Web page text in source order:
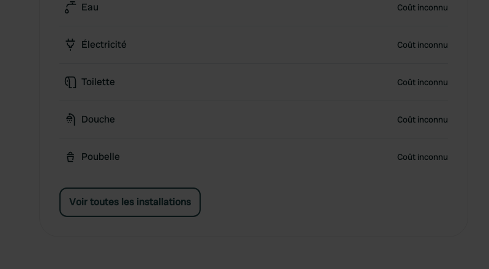
Eau Coût inconnu
Électricité Coût inconnu
Toilette Coût inconnu
Douche Coût inconnu
Poubelle Coût inconnu
Voir toutes les installations